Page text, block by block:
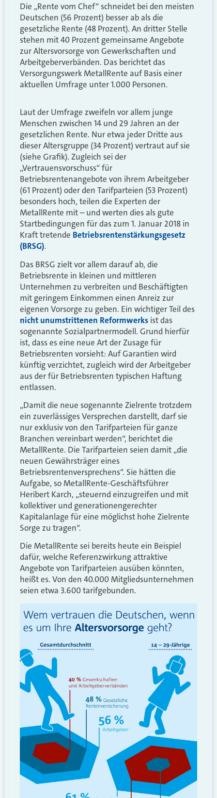
Die „Rente vom Chef“ schneidet bei den meisten
Deutschen (56 Prozent) besser ab als die
gesetzliche Rente (48 Prozent). An dritter Stelle
stehen mit 40 Prozent gemeinsame Angebote
zur Altersvorsorge von Gewerkschaften und
Arbeitgeberverbänden. Das berichtet das
Versorgungswerk MetallRente auf Basis einer
aktuellen Umfrage unter 1.000 Personen.
Laut der Umfrage zweifeln vor allem junge
Menschen zwischen 14 und 29 Jahren an der
gesetzlichen Rente. Nur etwa jeder Dritte aus
dieser Altersgruppe (34 Prozent) vertraut auf sie
(siehe Grafik). Zugleich sei der
„Vertrauensvorschuss“ für
Betriebsrentenangebote von ihrem Arbeitgeber
(61 Prozent) oder den Tarifparteien (53 Prozent)
besonders hoch, teilen die Experten der
MetallRente mit – und werten dies als gute
Startbedingungen für das zum 1. Januar 2018 in
Kraft tretende Betriebsrentenstärkungsgesetz
(BRSG).
Das BRSG zielt vor allem darauf ab, die
Betriebsrente in kleinen und mittleren
Unternehmen zu verbreiten und Beschäftigten
mit geringem Einkommen einen Anreiz zur
eigenen Vorsorge zu geben. Ein wichtiger Teil des
nicht unumstrittenen Reformwerks ist das
sogenannte Sozialpartnermodell. Grund hierfür
ist, dass es eine neue Art der Zusage für
Betriebsrenten vorsieht: Auf Garantien wird
künftig verzichtet, zugleich wird der Arbeitgeber
aus der für Betriebsrenten typischen Haftung
entlassen.
„Damit die neue sogenannte Zielrente trotzdem
ein zuverlässiges Versprechen darstellt, darf sie
nur exklusiv von den Tarifparteien für ganze
Branchen vereinbart werden“, berichtet die
MetallRente. Die Tarifparteien seien damit „die
neuen Gewährsträger eines
Betriebsrentenversprechens“. Sie hätten die
Aufgabe, so MetallRente-Geschäftsführer
Heribert Karch, „steuernd einzugreifen und mit
kollektiver und generationengerechter
Kapitalanlage für eine möglichst hohe Zielrente
Sorge zu tragen“.
Die MetallRente sei bereits heute ein Beispiel
dafür, welche Referenzwirkung attraktive
Angebote von Tarifparteien ausüben könnten,
heißt es. Von den 40.000 Mitgliedsunternehmen
seien etwa 3.600 tarifgebunden.